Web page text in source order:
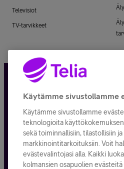
Televisiot
TV-tarvikkeet
Tietosuoja ja -turva
Tilauksen peruuttaminen
Käyttöehdot
Evästeiden käyttö
Käytämme sivustollamme
Käytämme sivustollamme
teknologioita
sekä toiminnallisiin, tilastollisiin ja
markkinointitarkoituksiin. Voit
evästevalintojasi alla. Kaikki
kolmansien osapuolien